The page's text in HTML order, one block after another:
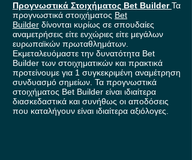
Προγνωστικά Στοιχήματος Bet BuilderΤα
προγνωστικά στοιχήματος Bet
Builder δίνονται κυρίως σε σπουδαίες
αναμετρήσεις είτε ενχώριες είτε μεγάλων
ευρωπαϊκών πρωταθλημάτων.
Εκμεταλευόμαστε την δυνατότητα Bet
Builder των στοιχηματικών και πρακτικά
προτείνουμε για 1 συγκεκριμένη αναμέτρηση
συνδυασμό σημείων. Τα προγνωστικά
στοιχήματος Bet Builder είναι ιδιαίτερα
διασκεδαστικά και συνήθως οι αποδόσεις
που καταλήγουν είναι ιδιαίτερα αξιόλογες.